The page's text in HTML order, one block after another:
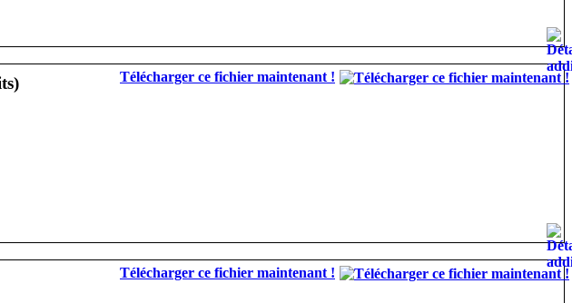
Télécharger ce fichier maintenant !
Télécharger ce fichier maintenant !